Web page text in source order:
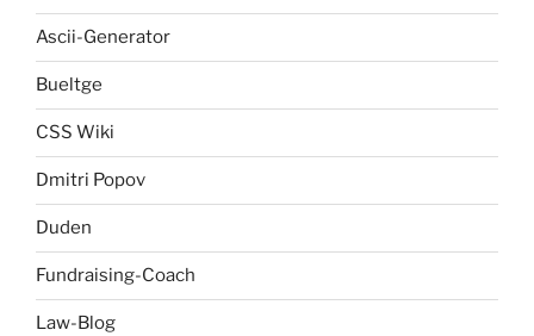
Ascii-Generator
Bueltge
CSS Wiki
Dmitri Popov
Duden
Fundraising-Coach
Law-Blog